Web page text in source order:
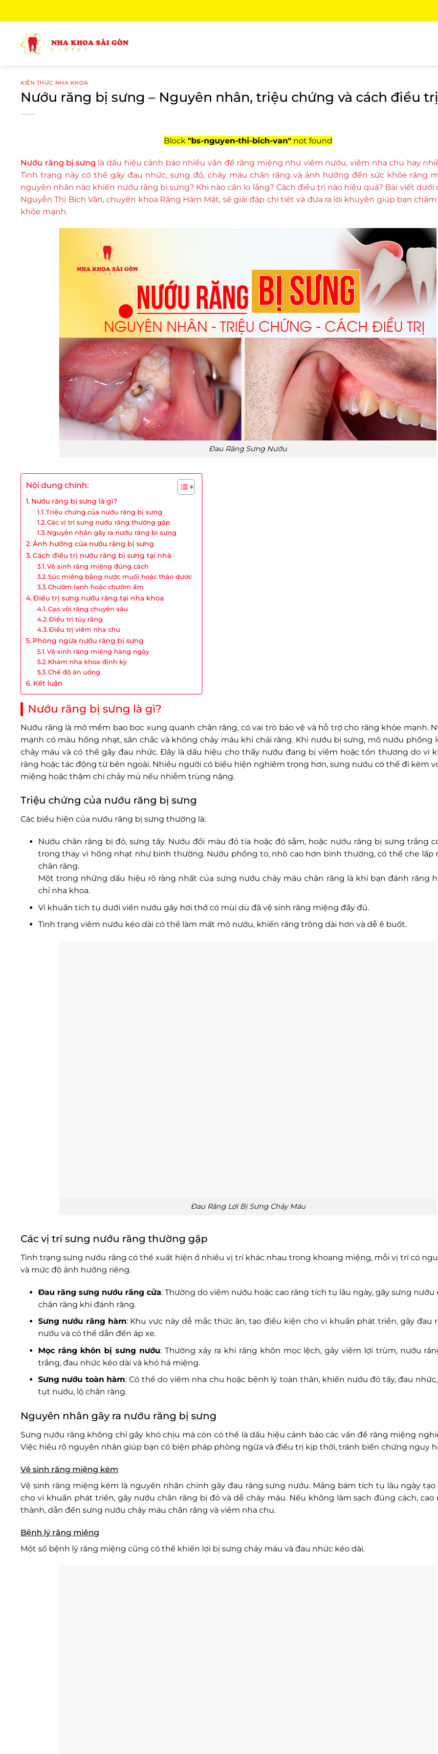
dung
KIẾN THỨC NHA KHOA
Nướu răng bị sưng – Nguyên nhân, triệu chứng và cách điều trị
Block "bs-nguyen-thi-bich-van"not found
Nướu răng bị sưng là dấu hiệu cảnh báo nhiều vấn đề răng miệng như viêm nướu, viêm nha chu hay
Tình trạng này có thể gây đau nhức, sưng đỏ, chảy máu chân răng và ảnh hưởng đến sức khỏe răng
nguyên nhân nào khiến nướu răng bị sưng? Khi nào cần lo lắng? Cách điều trị nào hiệu quả? Bài viết dưới
Nguyễn Thị Bích Vân, chuyên khoa Răng Hàm Mặt, sẽ giải đáp chi tiết và đưa ra lời khuyên giúp bạn
khỏe mạnh.
Đau Răng Sưng Nướu
Nội dung chính:
Nướu răng bị sưng là gì?
Triệu chứng của nướu răng bị sưng
Các vị trí sưng nướu răng thường gặp
Nguyên nhân gây ra nướu răng bị sưng
Ảnh hưởng của nướu răng bị sưng
Cách điều trị nướu răng bị sưng tại nhà
Vệ sinh răng miệng đúng cách
Súc miệng bằng nước muối hoặc thảo dược
Chườm lạnh hoặc chườm ấm
Điều trị sưng nướu răng tại nha khoa
Cạo vôi răng chuyên sâu
Điều trị tủy răng
Điều trị viêm nha chu
Phòng ngừa nướu răng bị sưng
Vệ sinh răng miệng hàng ngày
Khám nha khoa định kỳ
Chế độ ăn uống
Kết luận
Nướu răng bị sưng là gì?
Nướu răng là mô mềm bao bọc xung quanh chân răng, có vai trò bảo vệ và hỗ trợ cho răng khỏe mạnh.
mạnh có màu hồng nhạt, săn chắc và không chảy máu khi chải răng. Khi nướu bị sưng, mô nướu phồng
chảy máu và có thể gây đau nhức. Đây là dấu hiệu cho thấy nướu đang bị viêm hoặc tổn thương do vi
răng hoặc tác động từ bên ngoài. Nhiều người có biểu hiện nghiêm trọng hơn, sưng nướu có thể đi kèm
miệng hoặc thậm chí chảy mủ nếu nhiễm trùng nặng.
Triệu chứng của nướu răng bị sưng
Các biểu hiện của nướu răng bị sưng thường là:
Nướu chân răng bị đỏ, sưng tấy. Nướu đổi màu đỏ tía hoặc đỏ sẫm, hoặc nướu răng bị sưng trắng
trong thay vì hồng nhạt như bình thường. Nướu phồng to, nhô cao hơn bình thường, có thể che lấp
chân răng.
Một trong những dấu hiệu rõ ràng nhất của sưng nướu chảy máu chân răng là khi bạn đánh răng
chỉ nha khoa.
Vi khuẩn tích tụ dưới viền nướu gây hơi thở có mùi dù đã vệ sinh răng miệng đầy đủ.
Tình trạng viêm nướu kéo dài có thể làm mất mô nướu, khiến răng trông dài hơn và dễ ê buốt.
Đau Răng Lợi Bị Sưng Chảy Máu
Các vị trí sưng nướu răng thường gặp
Tình trạng sưng nướu răng có thể xuất hiện ở nhiều vị trí khác nhau trong khoang miệng, mỗi vị trí có
và mức độ ảnh hưởng riêng.
Đau răng sưng nướu răng cửa: Thường do viêm nướu hoặc cao răng tích tụ lâu ngày, gây sưng nướu
chân răng khi đánh răng.
Sưng nướu răng hàm: Khu vực này dễ mắc thức ăn, tạo điều kiện cho vi khuẩn phát triển, gây đau
nướu và có thể dẫn đến áp xe.
Mọc răng khôn bị sưng nướu: Thường xảy ra khi răng khôn mọc lệch, gây viêm lợi trùm, nướu
trắng, đau nhức kéo dài và khó há miệng.
Sưng nướu toàn hàm: Có thể do viêm nha chu hoặc bệnh lý toàn thân, khiến nướu đỏ tấy, đau
tụt nướu, lộ chân răng.
Nguyên nhân gây ra nướu răng bị sưng
Sưng nướu răng không chỉ gây khó chịu mà còn có thể là dấu hiệu cảnh báo các vấn đề răng miệng
Việc hiểu rõ nguyên nhân giúp bạn có biện pháp phòng ngừa và điều trị kịp thời, tránh biến chứng nguy
Vệ sinh răng miệng kém
Vệ sinh răng miệng kém là nguyên nhân chính gây đau răng sưng nướu. Mảng bám tích tụ lâu ngày
cho vi khuẩn phát triển, gây nướu chân răng bị đỏ và dễ chảy máu. Nếu không làm sạch đúng cách, cao
thành, dẫn đến sưng nướu chảy máu chân răng và viêm nha chu.
Bệnh lý răng miệng
Một số bệnh lý răng miệng cũng có thể khiến lợi bị sưng chảy máu và đau nhức kéo dài.